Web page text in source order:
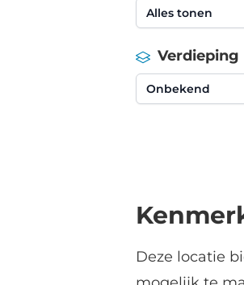
Verdieping
Deze locatie